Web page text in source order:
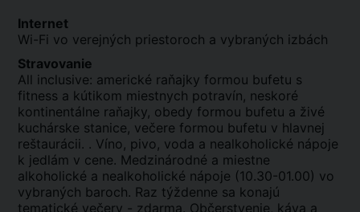
Internet
Wi-Fi vo verejných priestoroch a vybraných izbách
Stravovanie
All inclusive: americké raňajky formou bufetu s
fitness a kútikom miestnych potravín, neskoré
kontinentálne raňajky, obedy formou bufetu a živé
kuchárske stanice, večere formou bufetu v hlavnej
reštaurácii. . Víno, pivo, voda a nealkoholické nápoje
k jedlám v cene. Medzinárodné a miestne
alkoholické a nealkoholické nápoje (10.30-01.00) vo
vybraných baroch. Raz týždenne sa konajú
tematické večery - zdarma. Občerstvenie, káva a